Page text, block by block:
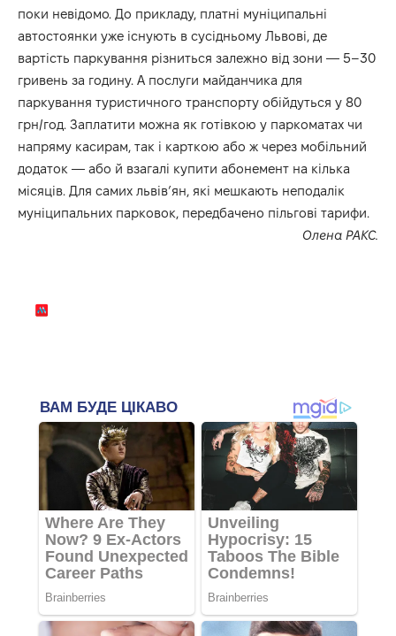
поки невідомо. До прикладу, платні муніципальні
автостоянки уже існують в сусідньому Львові, де
вартість паркування різниться залежно від зони — 5–30
гривень за годину. А послуги майданчика для
паркування туристичного транспорту обійдуться у 80
грн/год. Заплатити можна як готівкою у паркоматах чи
напряму касирам, так і карткою або ж через мобільний
додаток — або й взагалі купити абонемент на кілька
місяців. Для самих львів’ян, які мешкають неподалік
муніципальних парковок, передбачено пільгові тарифи.
Олена РАКС.